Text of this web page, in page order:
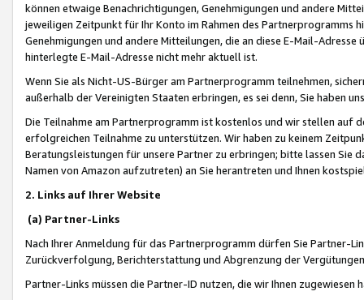
können etwaige Benachrichtigungen, Genehmigungen und andere
jeweiligen Zeitpunkt für Ihr Konto im Rahmen des Partnerprogramms
Genehmigungen und andere Mitteilungen, die an diese E-Mail-
hinterlegte E-Mail-Adresse nicht mehr aktuell ist.
Wenn Sie als Nicht-US-Bürger am Partnerprogramm teilnehmen,
außerhalb der Vereinigten Staaten erbringen, es sei denn, Sie haben
Die Teilnahme am Partnerprogramm ist kostenlos und wir stellen auf
erfolgreichen Teilnahme zu unterstützen. Wir haben zu keinem
Beratungsleistungen für unsere Partner zu erbringen; bitte lassen Sie
Namen von Amazon aufzutreten) an Sie herantreten und Ihnen
2. Links auf Ihrer Website
(a) Partner-Links
Nach Ihrer Anmeldung für das Partnerprogramm dürfen Sie Partner-
Zurückverfolgung, Berichterstattung und Abgrenzung der
Partner-Links müssen die Partner-ID nutzen, die wir Ihnen zugewiesen